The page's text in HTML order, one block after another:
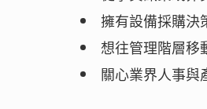
擁有設備採購決
想往管理階層移
關心業界人事與